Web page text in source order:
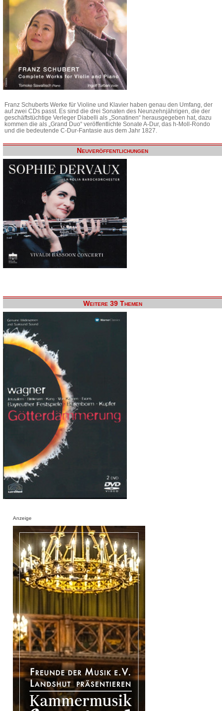
Franz Schuberts Werke für Violine und Klavier haben genau den Umfang, der
auf zwei CDs passt. Es sind die drei Sonaten des Neunzehnjährigen, die der
geschäftstüchtige Verleger Diabelli als „Sonatinen“ herausgegeben hat, dazu
kommen die als „Grand Duo“ veröffentlichte Sonate A-Dur, das h-Moll-Rondo
und die bedeutende C-Dur-Fantasie aus dem Jahr 1827.
Neuveröffentlichungen
Weitere 39 Themen
Anzeige